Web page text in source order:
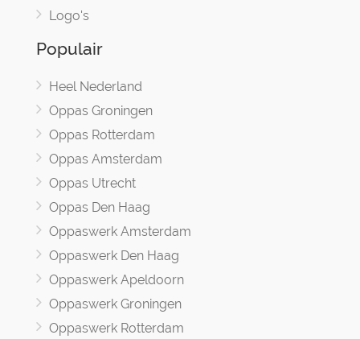
Logo's
Populair
Heel Nederland
Oppas Groningen
Oppas Rotterdam
Oppas Amsterdam
Oppas Utrecht
Oppas Den Haag
Oppaswerk Amsterdam
Oppaswerk Den Haag
Oppaswerk Apeldoorn
Oppaswerk Groningen
Oppaswerk Rotterdam